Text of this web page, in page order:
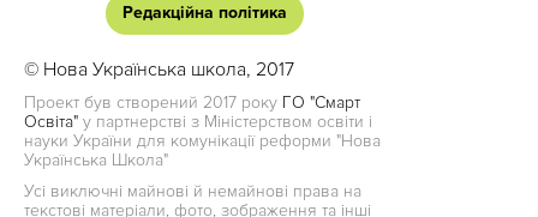
Редакційна політика
© Нова Українська школа, 2017
Проект був створений 2017 року ГО "Смарт
Освіта" у партнерстві з Міністерством освіти і
науки України для комунікації реформи "Нова
Українська Школа"
Усі виключні майнові й немайнові права на
текстові матеріали, фото, зображення та інші